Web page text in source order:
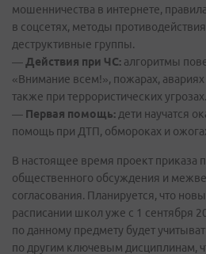
мошенничества в интернете,
в соцсетях, методы
деструктивные группы.
—Действия при ЧС: алгоритмы
«Внимание всем!», пожарах,
также при террористических угрозах.
— Первая помощь:дети научатся
помощь при ДТП, обмороках и
В настоящее время проект приказа
общественного обсуждения и
согласования. Планируется, что
расписании школ уже с 1 сентября
по данному предмету будет
по другим ключевым дисциплинам,